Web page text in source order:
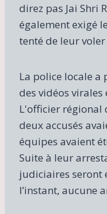
direz pas Jai Shri
également exigé
tenté de leur
La police locale a
des vidéos virales
L'officier régional
deux accusés
équipes avaient
Suite à leur
judiciaires seront
l’instant, aucune